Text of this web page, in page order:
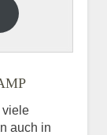
viele
auch in